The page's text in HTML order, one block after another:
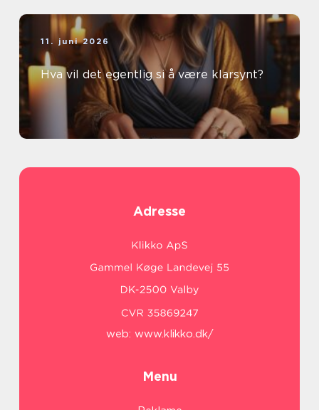
11. juni 2026
Hva vil det egentlig si å være klarsynt?
Adresse
web: www.klikko.dk/
Menu